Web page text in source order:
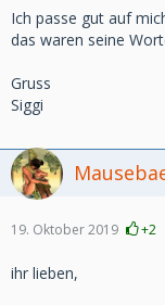
Ich passe gut auf
das waren seine
Gruss
Siggi
19. Oktober 2019 +2
ihr lieben,